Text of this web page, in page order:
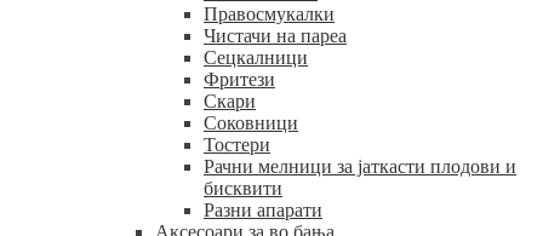
Правосмукалки
Чистачи на пареа
Сецкалници
Фритези
Скари
Соковници
Тостери
Рачни мелници за јаткасти плодови и
бисквити
Разни апарати
Аксесоари за во бања